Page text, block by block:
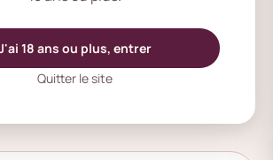
18 ans ou plus, entrer
Quitter le site
contact, propriété intellectuelle et